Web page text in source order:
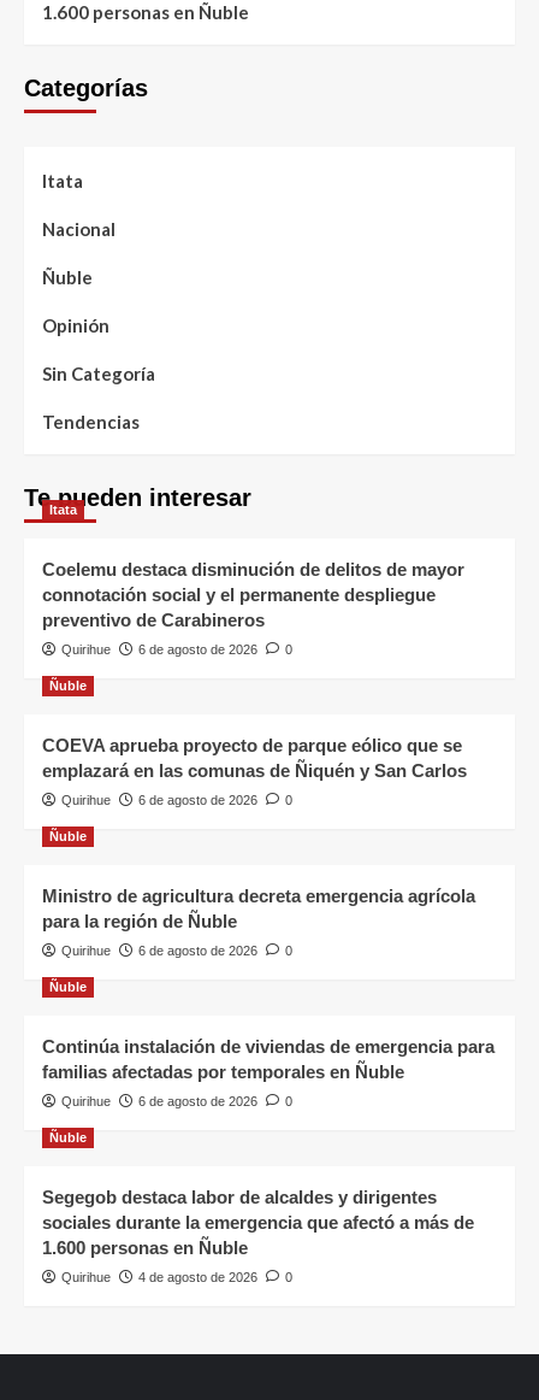
1.600 personas en Ñuble
Categorías
Itata
Nacional
Ñuble
Opinión
Sin Categoría
Tendencias
Te pueden interesar
Itata
Coelemu destaca disminución de delitos de mayor
connotación social y el permanente despliegue
preventivo de Carabineros
Quirihue 6 de agosto de 2026 0
Ñuble
COEVA aprueba proyecto de parque eólico que se
emplazará en las comunas de Ñiquén y San Carlos
Quirihue 6 de agosto de 2026 0
Ñuble
Ministro de agricultura decreta emergencia agrícola
para la región de Ñuble
Quirihue 6 de agosto de 2026 0
Ñuble
Continúa instalación de viviendas de emergencia para
familias afectadas por temporales en Ñuble
Quirihue 6 de agosto de 2026 0
Ñuble
Segegob destaca labor de alcaldes y dirigentes
sociales durante la emergencia que afectó a más de
1.600 personas en Ñuble
Quirihue 4 de agosto de 2026 0